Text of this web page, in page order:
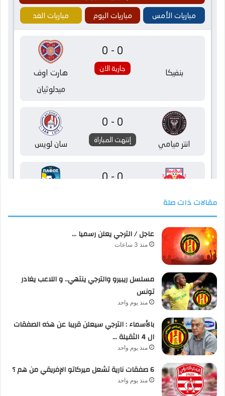
مقالات ذات صلة
عاجل / الترجي يعلن رسميا …
منذ 3 ساعات
مسلسل ريبيرو والترجي ينتهي.. و اللاعب يغادر
تونس
منذ يوم واحد
بالأسماء : الترجي سيعلن قريبا عن هذه الصفقات
ال 4 الثقيلة …
منذ يوم واحد
6 صفقات نارية تشعل ميركاتو الإفريقي من هم ؟
منذ يوم واحد